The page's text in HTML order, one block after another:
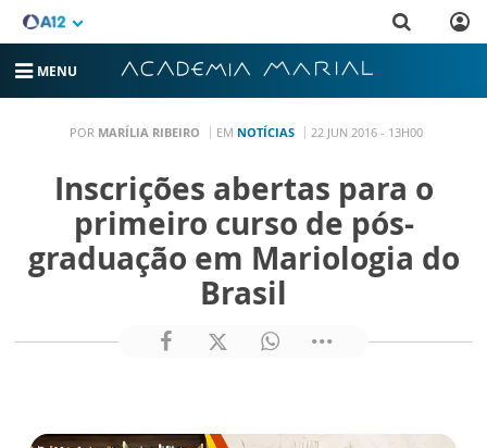
MENU
POR MARÍLIA RIBEIRO EM NOTÍCIAS 22 JUN 2016 - 13H00
Inscrições abertas para o
primeiro curso de pós-
graduação em Mariologia do
Brasil